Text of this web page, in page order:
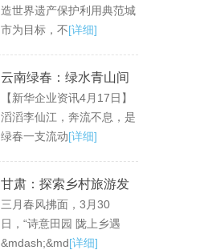
造世界遗产保护利用典范城
市为目标，不[详细]
云南绿春：绿水青山间
共绘民族团结进步新画
卷
【新华企业资讯4月17日】
滔滔李仙江，奔流不息，是
绿春一支流动[详细]
甘肃：探索乡村旅游发
展新路径 诗意田园与产
品革新共舞
三月春风拂面，3月30
日，“诗意田园 陇上乡遇
&mdash;&md[详细]